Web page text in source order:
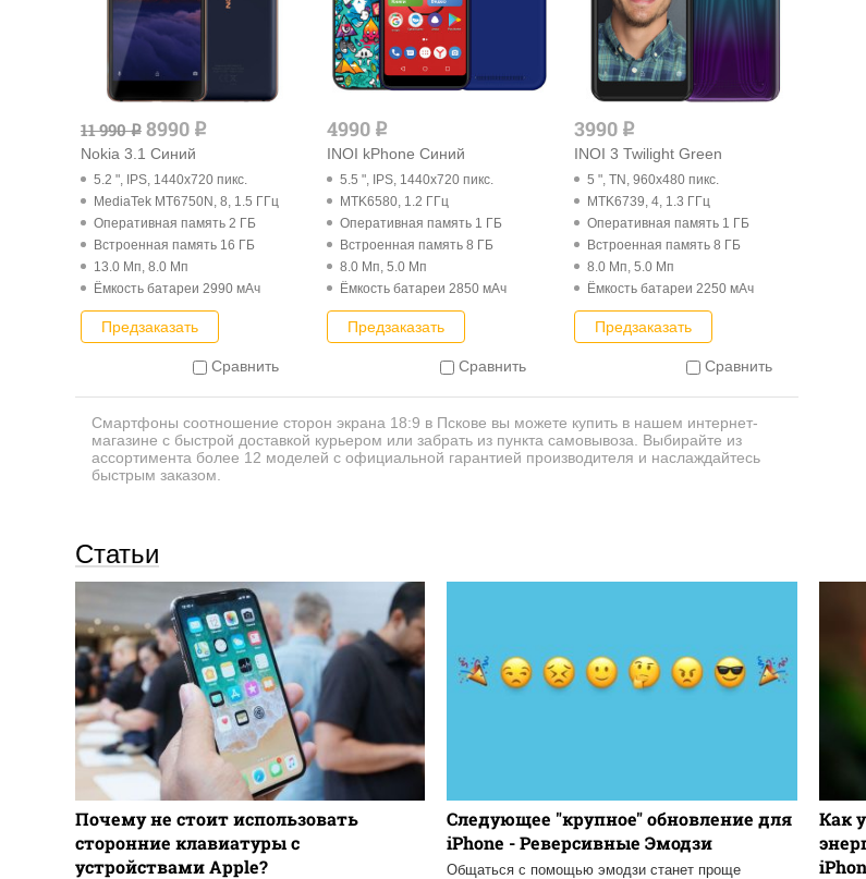
Смартфоны соотношение сторон экрана 18:9 в Пскове вы можете купить в нашем интернет-
магазине с быстрой доставкой курьером или забрать из пункта самовывоза. Выбирайте из
ассортимента более 12 моделей с официальной гарантией производителя и наслаждайтесь
быстрым заказом.
11 990q 8990 q
Nokia 3.1 Синий
5.2 ", IPS, 1440x720 пикс.
MediaTek MT6750N, 8, 1.5 ГГц
Оперативная память 2 ГБ
Встроенная память 16 ГБ
13.0 Мп, 8.0 Мп
Ёмкость батареи 2990 мАч
Предзаказать
Сравнить
4990 q
INOI kPhone Синий
5.5 ", IPS, 1440x720 пикс.
MTK6580, 1.2 ГГц
Оперативная память 1 ГБ
Встроенная память 8 ГБ
8.0 Мп, 5.0 Мп
Ёмкость батареи 2850 мАч
Предзаказать
Сравнить
3990 q
INOI 3 Twilight Green
5 ", TN, 960x480 пикс.
MTK6739, 4, 1.3 ГГц
Оперативная память 1 ГБ
Встроенная память 8 ГБ
8.0 Мп, 5.0 Мп
Ёмкость батареи 2250 мАч
Предзаказать
Сравнить
Статьи
Почему не стоит использовать
сторонние клавиатуры с
устройствами Apple?
Следующее "крупное" обновление для
iPhone - Реверсивные Эмодзи
Общаться с помощью эмодзи станет проще
Как